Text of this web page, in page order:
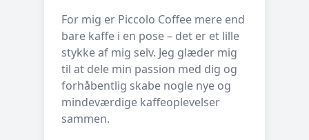
For mig er Piccolo Coffee mere end
bare kaffe i en pose – det er et lille
stykke af mig selv. Jeg glæder mig
til at dele min passion med dig og
forhåbentlig skabe nogle nye og
mindeværdige kaffeoplevelser
sammen.